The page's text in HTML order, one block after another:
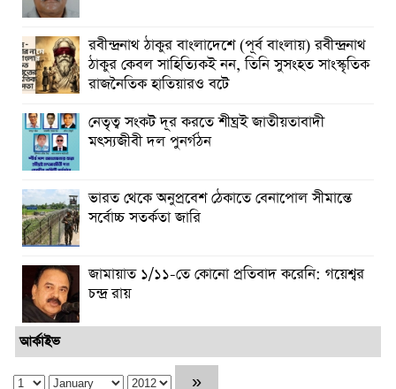
রবীন্দ্রনাথ ঠাকুর বাংলাদেশে (পূর্ব বাংলায়) রবীন্দ্রনাথ
ঠাকুর কেবল সাহিত্যিক‌ই নন, তিনি সুসংহত সাংস্কৃতিক
রাজনৈতিক হাতিয়ার‌ও বটে
নেতৃত্ব সংকট দূর করতে শীঘ্রই জাতীয়তাবাদী
মৎস্যজীবী দল পুনর্গঠন
ভারত থেকে অনুপ্রবেশ ঠেকাতে বেনাপোল সীমান্তে
সর্বোচ্চ সতর্কতা জারি
জামায়াত ১/১১-তে কোনো প্রতিবাদ করেনি: গয়েশ্বর
চন্দ্র রায়
আর্কাইভ